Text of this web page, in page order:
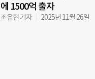
에 1500억 출자
조유현 기자 2025년 11월 26일